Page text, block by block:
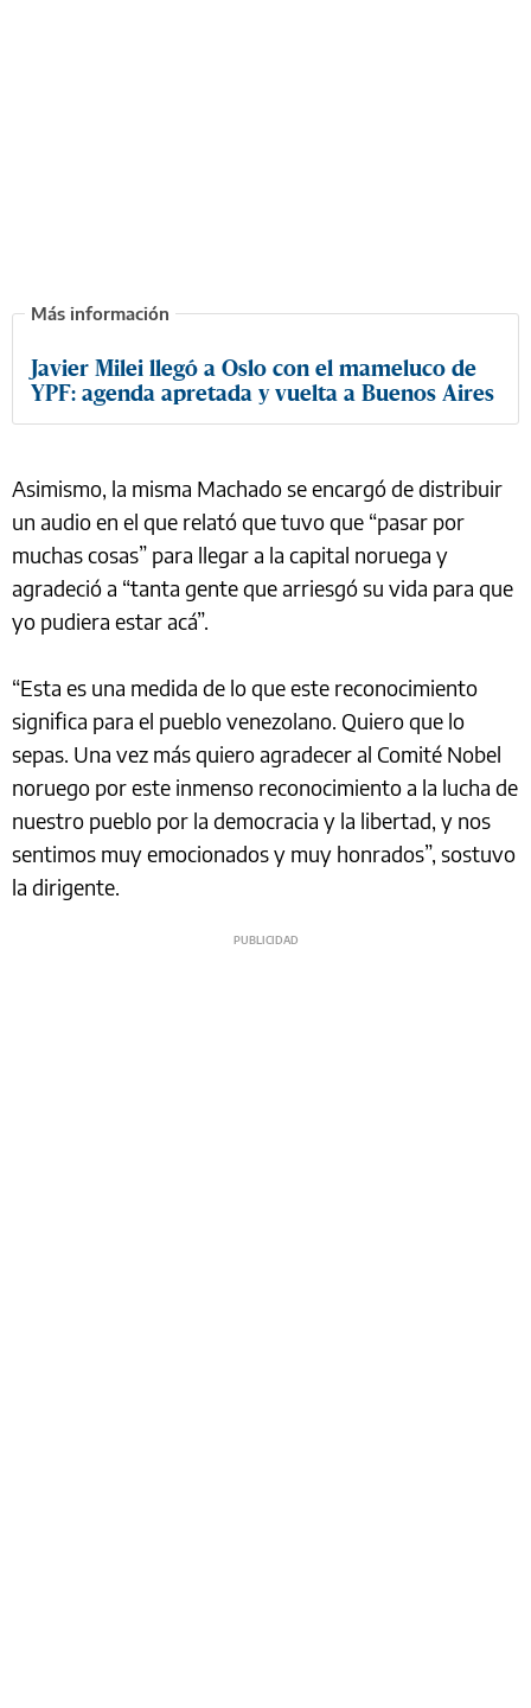
Javier Milei llegó a Oslo con el mameluco de
YPF: agenda apretada y vuelta a Buenos Aires
Asimismo, la misma Machado se encargó de distribuir
un audio en el que ⁠relató que tuvo que “pasar por
muchas cosas” para llegar a la capital noruega y
agradeció a “tanta gente que arriesgó su vida para que
yo pudiera estar acá”.
“Esta es una medida de lo que este reconocimiento
significa para el pueblo venezolano. Quiero que lo
sepas. Una vez más quiero agradecer al Comité Nobel
noruego por este inmenso reconocimiento a la lucha de
nuestro pueblo por la democracia y la libertad, y nos
sentimos muy emocionados y muy honrados”, sostuvo
la dirigente.